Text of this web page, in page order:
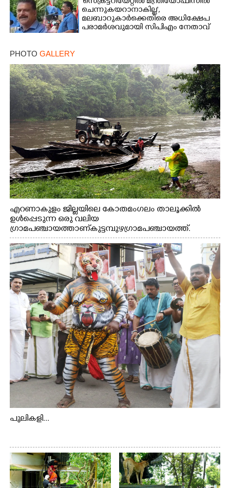
ചെന്നുകയറാനാകില്ല',
മലബാറുകാർക്കെതിരെ അധിക്ഷേപ
പരാമർശവുമായി സിപിഎം നേതാവ്‌
PHOTO GALLERY
എറണാകുളം ജില്ലയിലെ കോതമംഗലം താലൂക്കിൽ
ഉൾപ്പെടുന്ന ഒരു വലിയ
ഗ്രാമപഞ്ചായത്താണ് കുട്ടമ്പുഴ ഗ്രാമ പഞ്ചായത്ത്.
ആദിവാസി ഊരുകളായ വെള്ളാരംകുത്ത്, കത്തിപ്പാറ,
ഉറിയംപെട്ടി, തേക്കല്ല്, വെട്ടിക്കല്ല്, മഞ്ചപ്പാറ എന്നീ ആറു
സ്ഥലങ്ങളിലേക്കുള്ള പ്രധാന സഞ്ചാര മാർഗമാണ് ഈ
കാണുന്ന കടത്ത് വള്ളം
പുലികളി...